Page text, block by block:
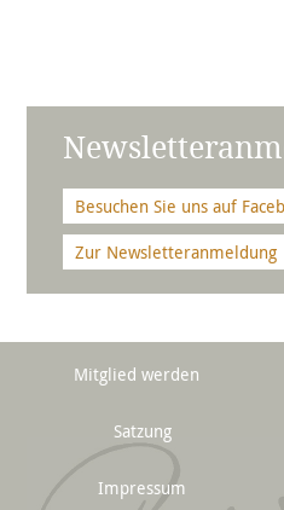
Besuchen Sie uns auf
Zur Newsletteranmeldung
Mitglied werden
Satzung
Impressum